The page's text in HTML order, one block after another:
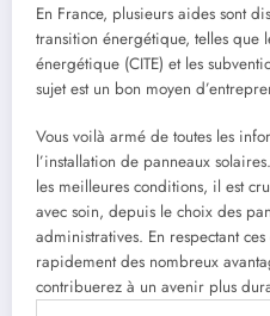
En France, plusieurs aides sont
transition énergétique, telles que
énergétique (CITE) et les
sujet est un bon moyen
Vous voilà armé de toutes les
l’installation de panneaux
les meilleures conditions, il est
avec soin, depuis le choix des
administratives. En respectant
rapidement des nombreux
contribuerez à un avenir plus